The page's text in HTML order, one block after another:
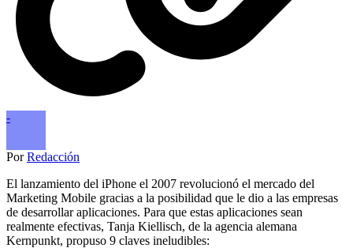
-
PorRedacción
El lanzamiento del iPhone el 2007 revolucionó el mercado del
Marketing Mobile gracias a la posibilidad que le dio a las empresas
de desarrollar aplicaciones. Para que estas aplicaciones sean
realmente efectivas, Tanja Kiellisch, de la agencia alemana
Kernpunkt, propuso 9 claves ineludibles: